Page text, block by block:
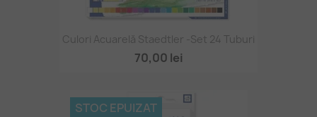
Culori Acuarelă Staedtler -set 24 Tuburi
70,00 lei
STOC EPUIZAT